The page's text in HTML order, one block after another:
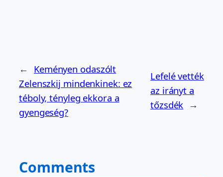
← Keményen odaszólt
Zelenszkij mindenkinek: ez
téboly, tényleg ekkora a
gyengeség?
Lefelé vették
az irányt a
tőzsdék →
Comments